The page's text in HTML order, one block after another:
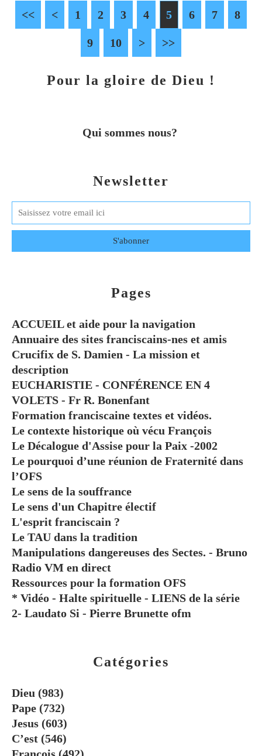
<< < 1 2 3 4 5 6 7 8
9 10 20
30
40
> >>
Newsletter
Catégories
Dieu (983)
Pape (732)
Jesus (603)
C’est (546)
Pages
ACCUEIL et aide pour la navigation
Annuaire des sites franciscains-nes et amis
Crucifix de S. Damien - La mission et
description
EUCHARISTIE - CONFÉRENCE EN 4
VOLETS - Fr R. Bonenfant
Formation franciscaine textes et vidéos.
Le contexte historique où vécu François
Le Décalogue d'Assise pour la Paix -2002
Le pourquoi d’une réunion de Fraternité dans
l’OFS
Le sens de la souffrance
Le sens d'un Chapitre électif
L'esprit franciscain ?
Le TAU dans la tradition
Manipulations dangereuses des Sectes. - Bruno
Radio VM en direct
Ressources pour la formation OFS
* Vidéo - Halte spirituelle - LIENS de la série
2- Laudato Si - Pierre Brunette ofm
Pour la gloire de Dieu !
Qui sommes nous?